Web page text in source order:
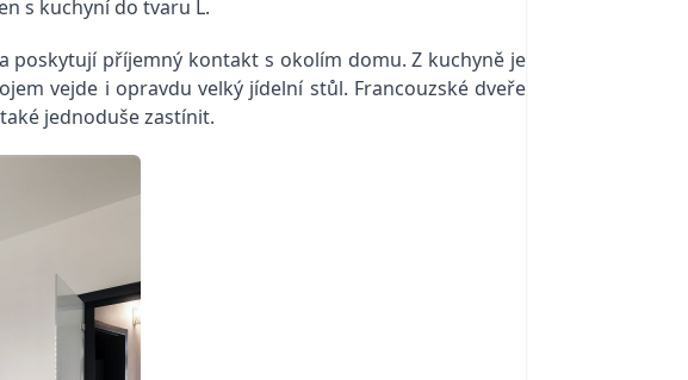
s kuchyní do tvaru L.
poskytují příjemný kontakt s okolím domu. Z kuchyně je
vejde i opravdu velký jídelní stůl. Francouzské dveře
jednoduše zastínit.